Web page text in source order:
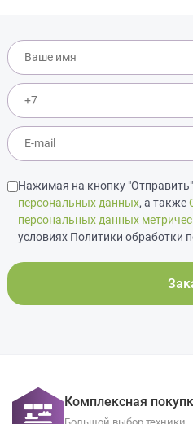
Нажимая на кнопку
персональных данных, а также
персональных данных
условиях Политики обработки
Комплексная